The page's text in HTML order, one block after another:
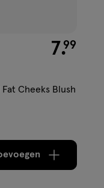
bereikt. Je kan
€ 7.99
7.99
Fat Cheeks Blush
verhoog aantal